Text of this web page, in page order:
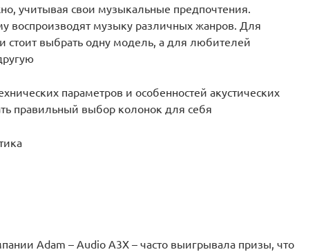
учитывая свои музыкальные предпочтения.
воспроизводят музыку различных жанров. Для
стоит выбрать одну модель, а для любителей
параметров и особенностей акустических
правильный выбор колонок для себя
Adam – Audio A3X – часто выигрывала призы, что